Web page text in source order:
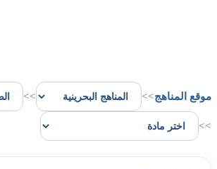
موقع المناهج>>
>>
>>